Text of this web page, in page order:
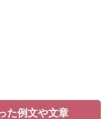
た例文や文章